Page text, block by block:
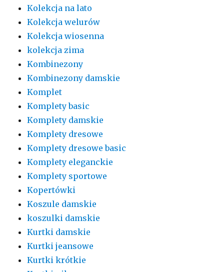
Kolekcja na lato
Kolekcja welurów
Kolekcja wiosenna
kolekcja zima
Kombinezony
Kombinezony damskie
Komplet
Komplety basic
Komplety damskie
Komplety dresowe
Komplety dresowe basic
Komplety eleganckie
Komplety sportowe
Kopertówki
Koszule damskie
koszulki damskie
Kurtki damskie
Kurtki jeansowe
Kurtki krótkie